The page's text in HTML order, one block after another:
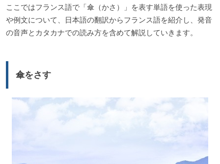
ここではフランス語で「傘（かさ）」を表す単語を使った表現
や例文について、日本語の翻訳からフランス語を紹介し、発音
の音声とカタカナでの読み方を含めて解説していきます。
傘をさす